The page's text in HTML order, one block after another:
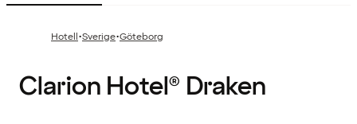
Hotell·Sverige·Göteborg
Clarion Hotel® Draken